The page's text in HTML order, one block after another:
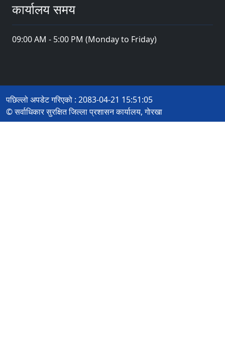
कार्यालय समय
09:00 AM - 5:00 PM (Monday to Friday)
पछिल्लो अपडेट गरिएको : 2083-04-21 15:51:05
© सर्वाधिकार सुरक्षित जिल्ला प्रशासन कार्यालय, गाेरखा